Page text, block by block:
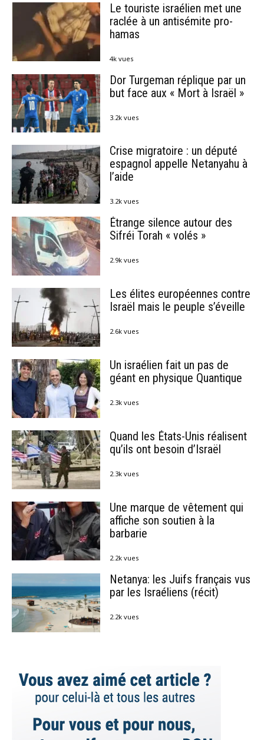
Le touriste israélien met une
raclée à un antisémite pro-
hamas
4k vues
Dor Turgeman réplique par un
but face aux « Mort à Israël »
3.2k vues
Crise migratoire : un député
espagnol appelle Netanyahu à
l’aide
3.2k vues
Étrange silence autour des
Sifréi Torah « volés »
2.9k vues
Les élites européennes contre
Israël mais le peuple s’éveille
2.6k vues
Un israélien fait un pas de
géant en physique Quantique
2.3k vues
Quand les États-Unis réalisent
qu’ils ont besoin d’Israël
2.3k vues
Une marque de vêtement qui
affiche son soutien à la
barbarie
2.2k vues
Netanya: les Juifs français vus
par les Israéliens (récit)
2.2k vues